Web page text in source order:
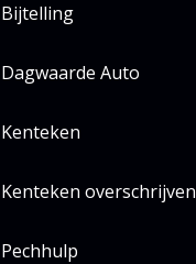
Bijtelling
Dagwaarde Auto
Kenteken
Kenteken overschrijven
Pechhulp